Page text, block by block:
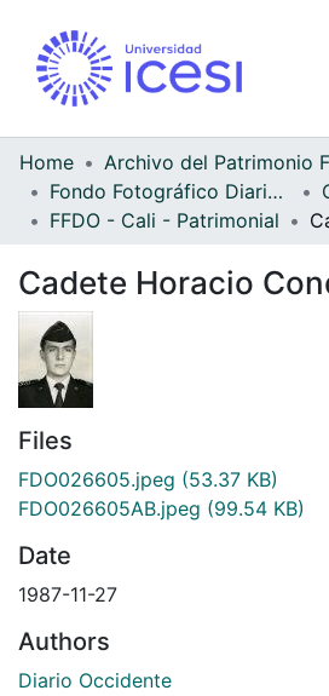
Home
Fondo Fotográfico Diario Occidente
FFDO - Cali - Patrimonial
Cadete Horacio
Files
FDO026605.jpeg (53.37 KB)
FDO026605AB.jpeg (99.54 KB)
Date
1987-11-27
Authors
Diario Occidente